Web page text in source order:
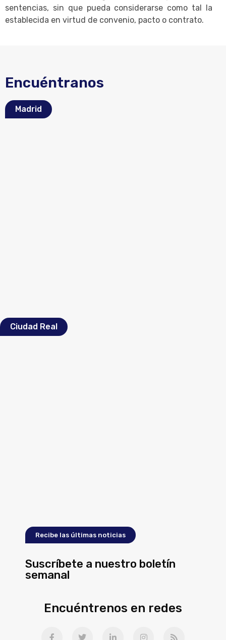
sentencias, sin que pueda considerarse como tal la
establecida en virtud de convenio, pacto o contrato.
Encuéntranos
Madrid
Ciudad Real
Recibe las últimas noticias
Suscríbete a nuestro boletín
semanal
Encuéntrenos en redes